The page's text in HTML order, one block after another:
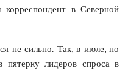
в Северной
не сильно. Так, в июле, по
пятерку лидеров спроса в